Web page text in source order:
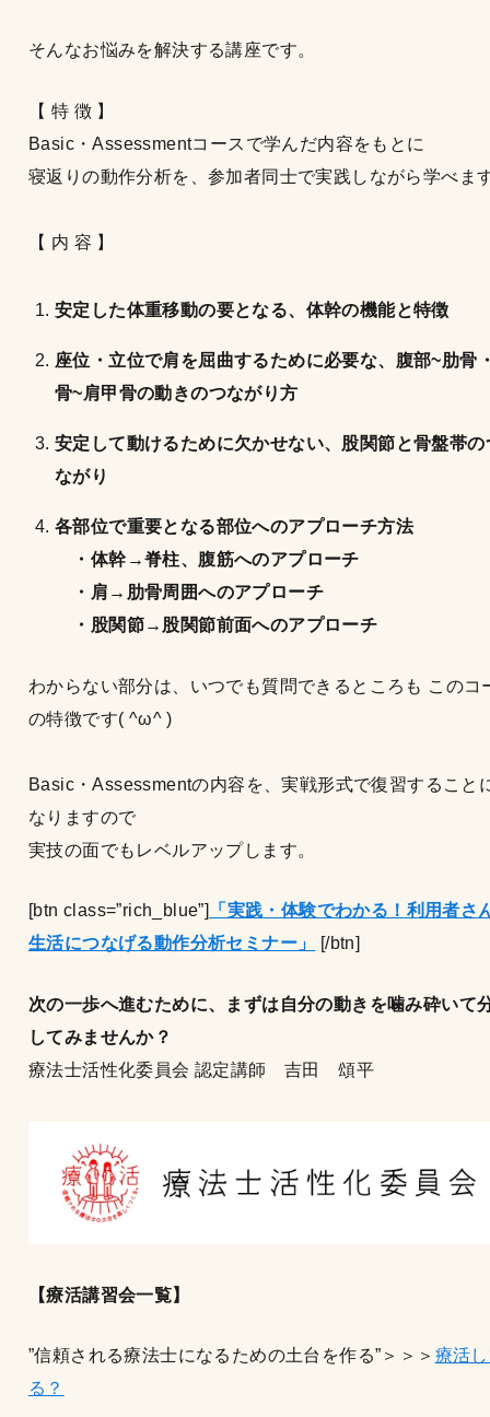
そんなお悩みを解決する講座です。
【 特 徴 】
Basic・Assessmentコースで学んだ内容をもとに
寝返りの動作分析を、参加者同士で実践しながら学べま
【 内 容 】
安定した体重移動の要となる、体幹の機能と特徴
座位・立位で肩を屈曲するために必要な、腹部~肋骨
骨~肩甲骨の動きのつながり方
安定して動けるために欠かせない、股関節と骨盤帯の
ながり
各部位で重要となる部位へのアプローチ方法
・体幹→脊柱、腹筋へのアプローチ
・肩→肋骨周囲へのアプローチ
・股関節→股関節前面へのアプローチ
わからない部分は、いつでも質問できるところも このコ
の特徴です( ^ω^ )
Basic・Assessmentの内容を、実戦形式で復習すること
なりますので
実技の面でもレベルアップします。
[btn class=”rich_blue”]
「実践・体験でわかる！利用者さ
生活につなげる動作分析セミナー」
[/btn]
次の一歩へ進むために、まずは自分の動きを噛み砕いて
してみませんか？
療法士活性化委員会 認定講師 吉田 頌平
【療活講習会一覧】
”信頼される療法士になるための土台を作る”＞＞＞ 療活
る？